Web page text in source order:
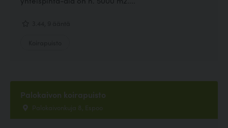
Palokaivon koirapuisto
Palokaivonkuja 8, Espoo